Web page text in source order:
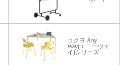
コクヨ Any
Way(エニーウェ
イ)シリーズ